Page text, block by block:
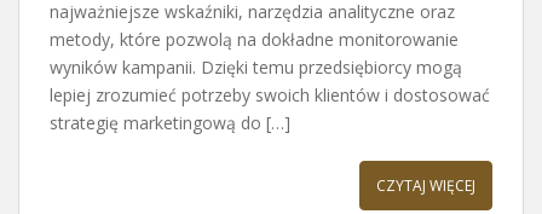
najważniejsze wskaźniki, narzędzia analityczne oraz
metody, które pozwolą na dokładne monitorowanie
wyników kampanii. Dzięki temu przedsiębiorcy mogą
lepiej zrozumieć potrzeby swoich klientów i dostosować
strategię marketingową do […]
CZYTAJ WIĘCEJ